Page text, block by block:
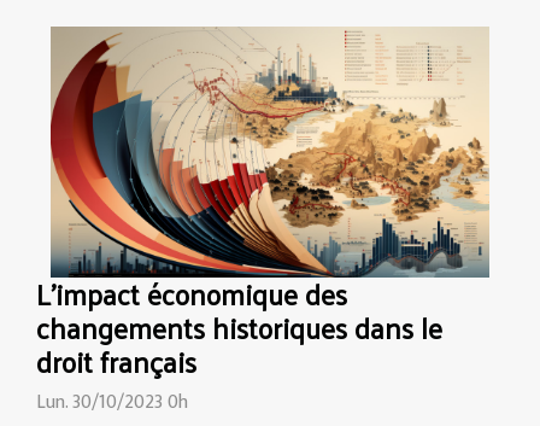
L'impact économique des
changements historiques dans le
droit français
Lun. 30/10/2023 0h